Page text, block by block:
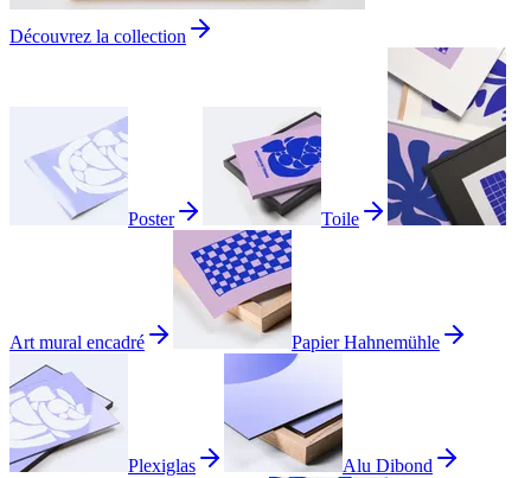
Découvrez la collection
Poster Toile
Art mural encadré Papier Hahnemühle
Plexiglas Alu Dibond